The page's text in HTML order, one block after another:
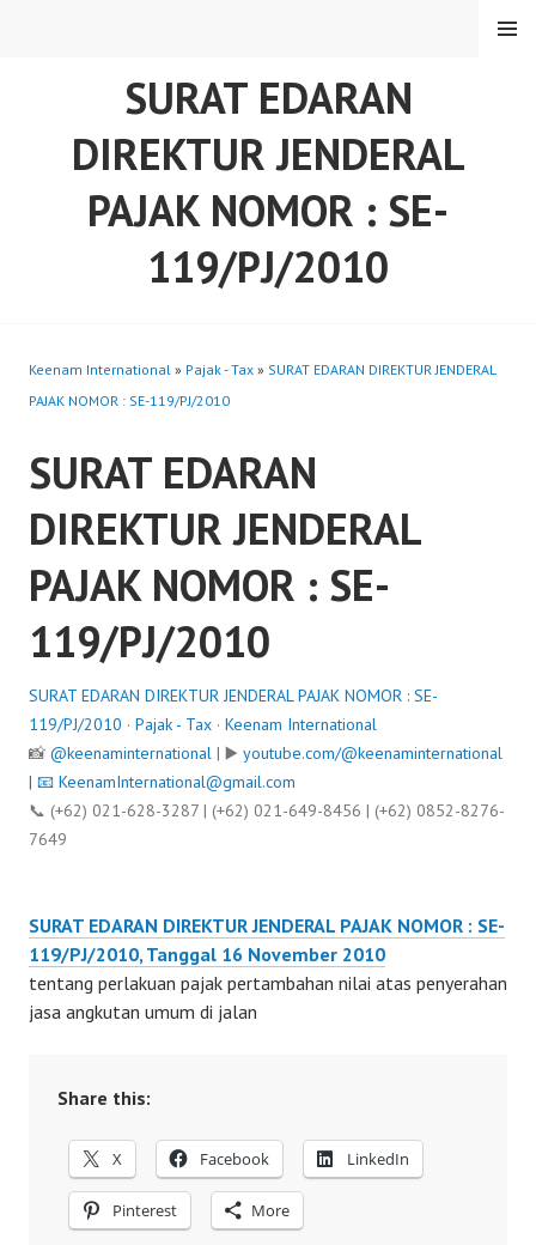
SURAT EDARAN
DIREKTUR JENDERAL
PAJAK NOMOR : SE-
119/PJ/2010
MENU
Keenam International » Pajak - Tax » SURAT EDARAN DIREKTUR JENDERAL
PAJAK NOMOR : SE-119/PJ/2010
SURAT EDARAN
DIREKTUR JENDERAL
PAJAK NOMOR : SE-
119/PJ/2010
SURAT EDARAN DIREKTUR JENDERAL PAJAK NOMOR : SE-
119/PJ/2010 · Pajak - Tax · Keenam International
📸 @keenaminternational | ▶️ youtube.com/@keenaminternational
| 📧 KeenamInternational@gmail.com
📞 (+62) 021-628-3287 | (+62) 021-649-8456 | (+62) 0852-8276-
7649
SURAT EDARAN DIREKTUR JENDERAL PAJAK NOMOR : SE-
119/PJ/2010, Tanggal 16 November 2010
tentang perlakuan pajak pertambahan nilai atas penyerahan
jasa angkutan umum di jalan
Share this:
X Facebook LinkedIn
Pinterest More